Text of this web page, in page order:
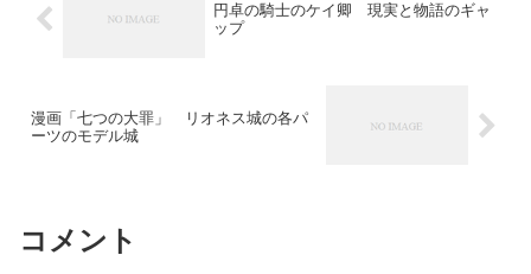
円卓の騎士のケイ卿 現実と物語のギャ
ップ
漫画「七つの大罪」 リオネス城の各パ
ーツのモデル城
コメント